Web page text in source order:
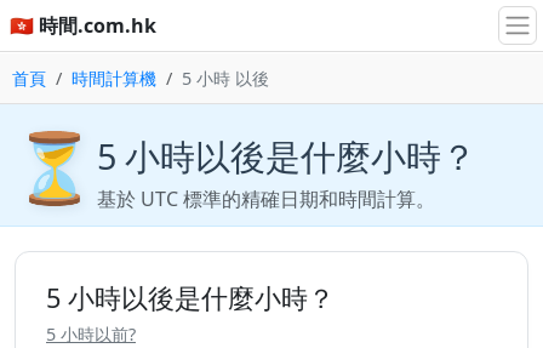
🇭🇰 時間.com.hk
首頁 時間計算機 5 小時 以後
⏳ 5 小時以後是什麼小時？
基於 UTC 標準的精確日期和時間計算。
5 小時以後是什麼小時？
5 小時以前?